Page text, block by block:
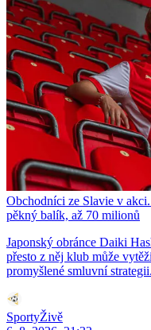
Obchodníci ze Slavie v
pěkný balík, až 70 milionů
Japonský obránce Daiki
přesto z něj klub může
promyšlené smluvní strategii.
SportyŽivě